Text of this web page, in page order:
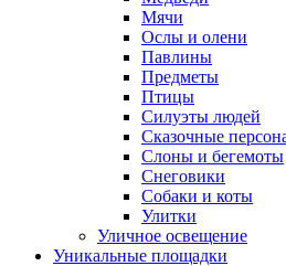
Мячи
Ослы и олени
Павлины
Предметы
Птицы
Силуэты людей
Сказочные
Слоны и бегемоты
Снеговики
Собаки и коты
Улитки
Уличное освещение
Уникальные площадки